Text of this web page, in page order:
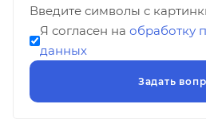
Введите символы с
Я согласен на обработку
данных